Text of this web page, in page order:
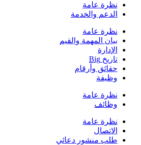
نظرة عامة
الدعم والخدمة
نظرة عامة
بيان المهمة والقيم
الإدارة
تاريخ Big
حقائق وأرقام
وظيفة
نظرة عامة
وظائف
نظرة عامة
الاتصال
طلب منشور دعائي